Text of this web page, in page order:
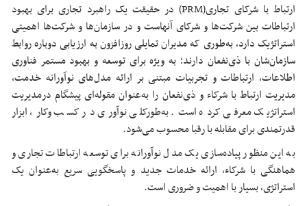
ارتباط با شرکای تجاری(PRM) در حقیقت یک راهبرد تجاری برای بهبود
ارتباطات بین شرکت‌ها و شرکای آنهاست و در سازمان‌ها و شرکت‌ها اهمیتی
استراتژیک دارد، به‌طوری که مدیران تمایلی روزافزون به ارزیابی دوباره روابط
سازمان‌شان با ذی‌نفعان دارند؛ به ‌ویژه برای توسعه و بهبود مستمر فناوری
اطلاعات، ارتباطات و تجربیات مبتنی بر ارائه مدل‌های نوآورانه خدمت،
مدیریت ارتباط با شرکاء و ذی‌نفعان را به‌عنوان مقوله‌ای پیشگام درمدیریت
استراتژیک معرفی کرده است. به‌طورکلی نوآوری در کسب ‌وکار، ابزار
قدرتمندی برای مقابله با رقبا محسوب می‌شود.
به این منظور پیاده‌سازی یک مدل نوآورانه برای توسعه ارتباطات تجاری و
هماهنگی با شرکاء، ارائه خدمات جدید و پاسخگویی سریع به‌عنوان یک
استراتژی، بسیار با اهمیت و ضروری است.